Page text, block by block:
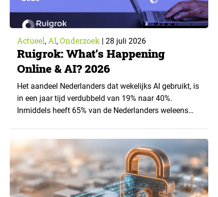
Actueel, AI, Onderzoek | 28 juli 2026
Ruigrok: What’s Happening
Online & AI? 2026
Het aandeel Nederlanders dat wekelijks AI gebruikt, is
in een jaar tijd verdubbeld van 19% naar 40%.
Inmiddels heeft 65% van de Nederlanders weleens
van What’s Happening Online & AI? 2026, het
jaarlijkse trendrapport van Ruigrok onderzoek &
advies over…